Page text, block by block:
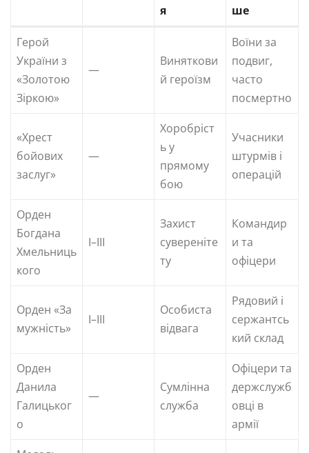
я
ше
Герой
України з
«Золотою
Зіркою»
—
Виняткови
й героїзм
Воїни за
подвиг,
часто
посмертно
«Хрест
бойових
заслуг»
—
Хоробріст
ь у
прямому
бою
Учасники
штурмів і
операцій
Орден
Богдана
Хмельниць
кого
I–III
Захист
сувереніте
ту
Командир
и та
офіцери
Орден «За
мужність»
I–III
Особиста
відвага
Рядовий і
сержантсь
кий склад
Орден
Данила
Галицьког
о
—
Сумлінна
служба
Офіцери та
держслужб
овці в
армії